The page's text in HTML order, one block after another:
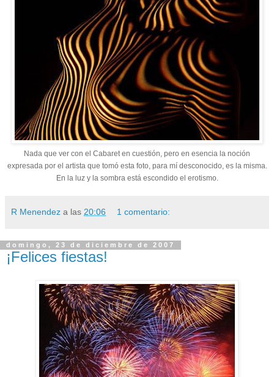
Nada que ver con el Cabaret en cuestión, pero en esencia la noción
expresada por el artista que tomó esta foto, para mí desconocido, es la misma.
En la luz y la sombra está escondido el erotismo.
R Menendez a las 20:06 1 comentario:
domingo, 23 de diciembre de 2007
¡Felices fiestas!